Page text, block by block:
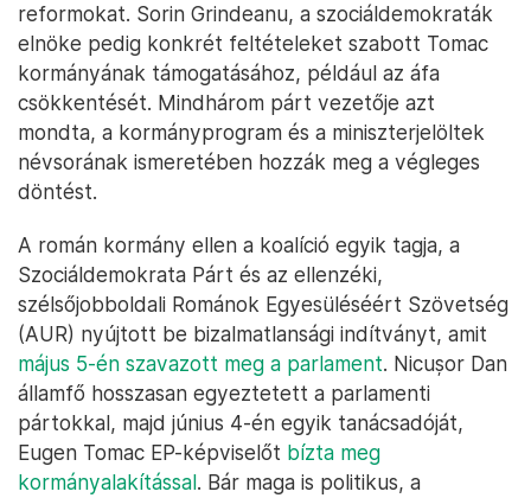
reformokat. Sorin Grindeanu, a szociáldemokraták
elnöke pedig konkrét feltételeket szabott Tomac
kormányának támogatásához, például az áfa
csökkentését. Mindhárom párt vezetője azt
mondta, a kormányprogram és a miniszterjelöltek
névsorának ismeretében hozzák meg a végleges
döntést.
A román kormány ellen a koalíció egyik tagja, a
Szociáldemokrata Párt és az ellenzéki,
szélsőjobboldali Románok Egyesüléséért Szövetség
(AUR) nyújtott be bizalmatlansági indítványt, amit
május 5-én szavazott meg a parlament. Nicușor Dan
államfő hosszasan egyeztetett a parlamenti
pártokkal, majd június 4-én egyik tanácsadóját,
Eugen Tomac EP-képviselőt bízta meg
kormányalakítással. Bár maga is politikus, a